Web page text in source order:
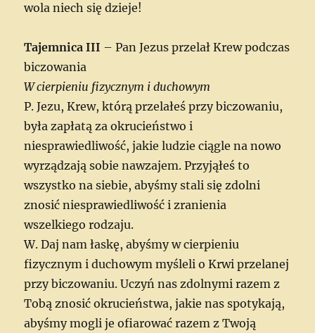
wola niech się dzieje!
Tajemnica III – Pan Jezus przelał Krew podczas
biczowania
W cierpieniu fizycznym i duchowym
P. Jezu, Krew, którą przelałeś przy biczowaniu,
była zapłatą za okrucieństwo i
niesprawiedliwość, jakie ludzie ciągle na nowo
wyrządzają sobie nawzajem. Przyjąłeś to
wszystko na siebie, abyśmy stali się zdolni
znosić niesprawiedliwość i zranienia
wszelkiego rodzaju.
W. Daj nam łaskę, abyśmy w cierpieniu
fizycznym i duchowym myśleli o Krwi przelanej
przy biczowaniu. Uczyń nas zdolnymi razem z
Tobą znosić okrucieństwa, jakie nas spotykają,
abyśmy mogli je ofiarować razem z Twoją